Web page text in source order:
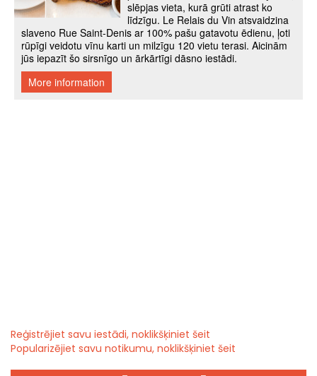
Reģistrējiet savu iestādi, noklikšķiniet šeit
Popularizējiet savu notikumu, noklikšķiniet šeit